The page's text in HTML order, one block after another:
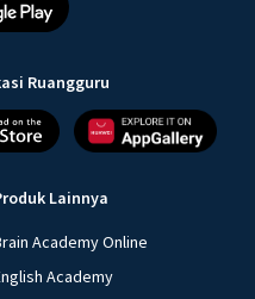
Ruangguru
Lainnya
Academy Online
Academy